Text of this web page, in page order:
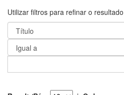
Utilizar filtros para refinar o